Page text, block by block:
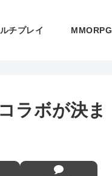
チプレイ MMORPG
ラボが決ま